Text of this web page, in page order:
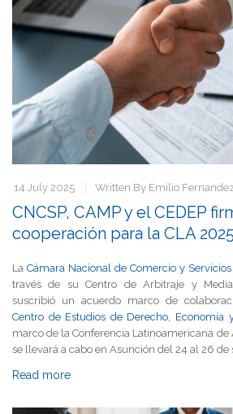
14 July 2025 Written By Emilio
CNCSP, CAMP y el CEDEP
cooperación para la CLA 2025
La Cámara Nacional de Comercio y Servicios
través de su Centro de Arbitraje y
suscribió un acuerdo marco de
Centro de Estudios de Derecho, Economía
marco de la Conferencia Latinoamericana de
se llevará a cabo en Asunción del 24 al 26
Read more